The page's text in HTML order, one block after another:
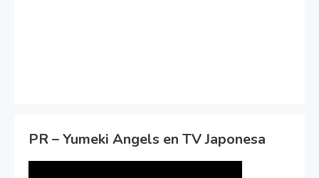
PR – Yumeki Angels en TV Japonesa